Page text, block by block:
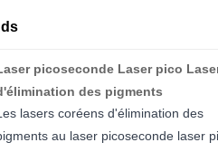
picoseconde Laser pico
des pigments
lasers coréens d'élimination des
au laser picoseconde laser